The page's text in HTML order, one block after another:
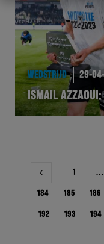
WEDSTRIJD 29-
ISMAIL AZZAOUI:
Berichtnavigatie
1 …
184 185 186
192 193 194